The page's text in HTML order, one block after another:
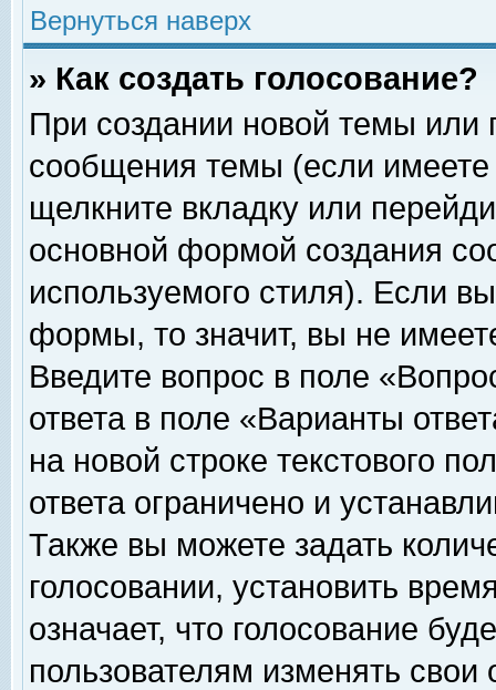
Вернуться наверх
» Как создать голосование?
При создании новой темы или
сообщения темы (если
щелкните вкладку или
основной формой создания
используемого стиля). Если
формы, то значит, вы не
Введите вопрос в поле
ответа в поле «Варианты
на новой строке текстового
ответа ограничено и
Также вы можете задать
голосовании, установить
означает, что голосование
пользователям изменять свои